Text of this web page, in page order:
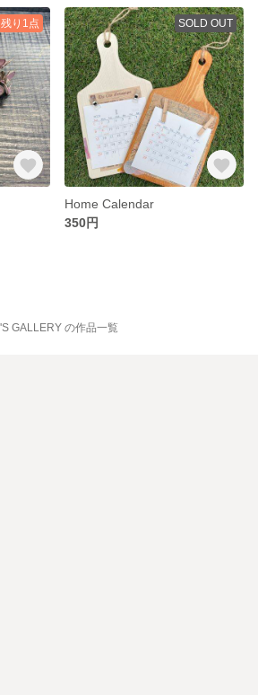
残り1点 SOLD OUT
Home Calendar
350円
GALLERY の作品一覧